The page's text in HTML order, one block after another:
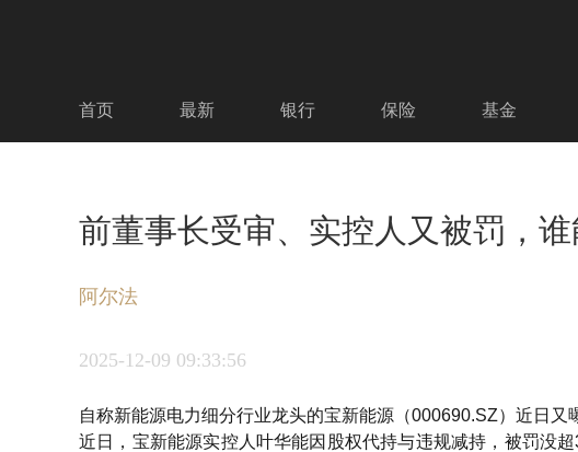
首页 最新 银行 保险 基金
前董事长受审、实控人又被罚，
阿尔法
2025-12-09 09:33:56
自称新能源电力细分行业龙头的宝新能源（000690.SZ）近日又
近日，宝新能源实控人叶华能因股权代持与违规减持，被罚没